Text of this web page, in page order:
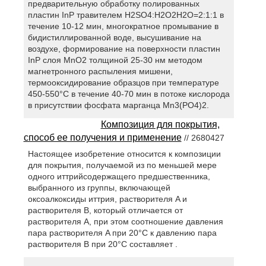
предварительную обработку полированных
пластин InP травителем H2SO4:H2O2H2O=2:1:1 в
течение 10-12 мин, многократное промывание в
бидистиллированной воде, высушивание на
воздухе, формирование на поверхности пластин
InP слоя MnO2 толщиной 25-30 нм методом
магнетронного распыления мишени,
термооксидирование образцов при температуре
450-550°С в течение 40-70 мин в потоке кислорода
в присутствии фосфата марганца Mn3(PO4)2.
Композиция для покрытия,
способ ее получения и применение// 2680427
Настоящее изобретение относится к композиции
для покрытия, получаемой из по меньшей мере
одного иттрийсодержащего предшественника,
выбранного из группы, включающей
оксоалкоксиды иттрия, растворителя A и
растворителя B, который отличается от
растворителя A, при этом соотношение давления
пара растворителя A при 20°C к давлению пара
растворителя B при 20°C составляет .